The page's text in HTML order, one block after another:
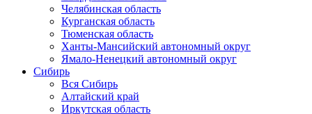
Челябинская область
Курганская область
Тюменская область
Ханты-Мансийский автономный округ
Ямало-Ненецкий автономный округ
Сибирь
Вся Сибирь
Алтайский край
Иркутская область